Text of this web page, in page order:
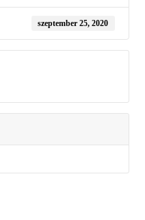
szeptember 25, 2020